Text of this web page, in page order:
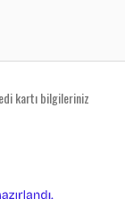
kartı bilgileriniz